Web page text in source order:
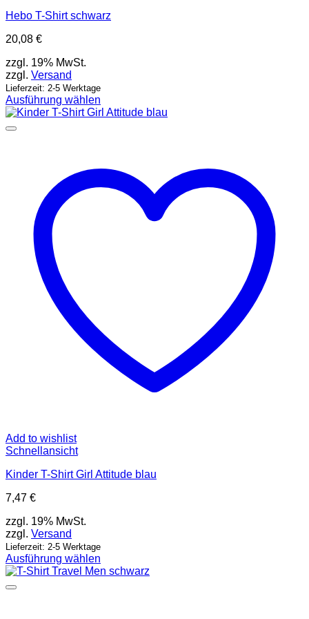
Hebo T-Shirt schwarz
20,08 €
zzgl. 19% MwSt.
zzgl. Versand
Lieferzeit: 2-5 Werktage
Ausführung wählen
Dieses
Produkt
Optionen
können
Produktseite
gewählt
werden
Add to wishlist
Schnellansicht
Kinder T-Shirt Girl Attitude blau
7,47 €
zzgl. 19% MwSt.
zzgl. Versand
Lieferzeit: 2-5 Werktage
Ausführung wählen
Dieses
Produkt